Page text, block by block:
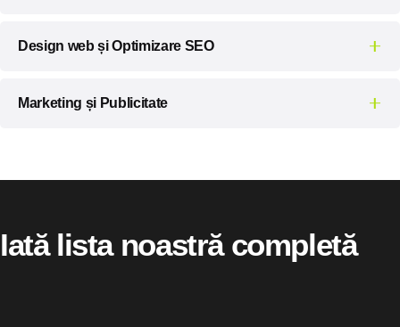
Creăm identități care ies în evidență în piețe aglomerate,
construiesc legături autentice și rezonează cu audiența ta
Design web și Optimizare SEO
Acționăm ca arhitecți, remodelând site-ul tău web astfel
încât să se claseze bine și să transforme lead-urile în
Marketing și Publicitate
Iată lista noastră completă